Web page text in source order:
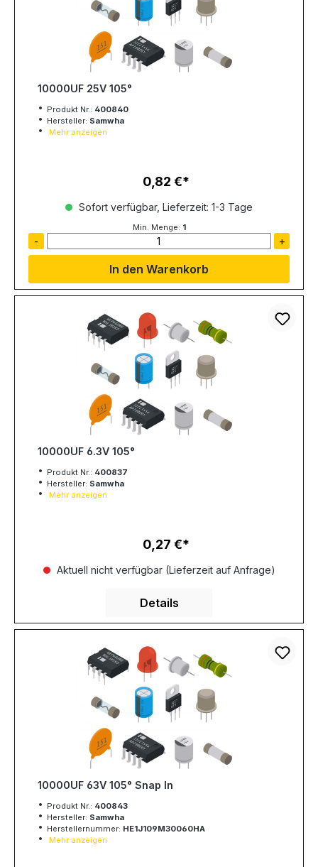
10000UF 25V 105°
Produkt Nr.: 400840
Hersteller: Samwha
Mehr anzeigen
Regulärer Preis:
0,82 €
Sofort verfügbar, Lieferzeit: 1-3 Tage
Min. Menge: 1
- +
In den Warenkorb
10000UF 6.3V 105°
Produkt Nr.: 400837
Hersteller: Samwha
Mehr anzeigen
Regulärer Preis:
0,27 €
Aktuell nicht verfügbar (Lieferzeit auf Anfrage)
Details
10000UF 63V 105° Snap In
Produkt Nr.: 400843
Hersteller: Samwha
Herstellernummer: HE1J109M30060HA
Mehr anzeigen